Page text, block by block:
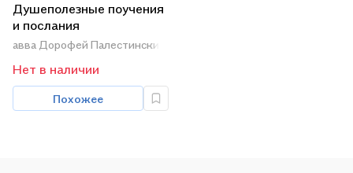
Душеполезные поучения
и послания
авва Дорофей Палестинский
Нет в наличии
Похожее